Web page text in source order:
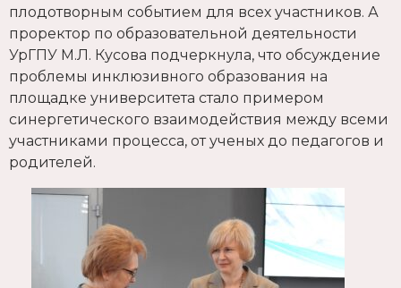
плодотворным событием для всех участников. А
проректор по образовательной деятельности
УрГПУ М.Л. Кусова подчеркнула, что обсуждение
проблемы инклюзивного образования на
площадке университета стало примером
синергетического взаимодействия между всеми
участниками процесса, от ученых до педагогов и
родителей.